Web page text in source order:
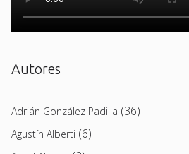
Autores
Adrián González Padilla (36)
Agustín Alberti (6)